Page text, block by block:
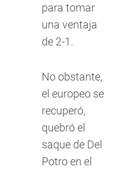
para tomar
una ventaja
de 2-1.
No obstante,
el europeo se
recuperó,
quebró el
saque de Del
Potro en el